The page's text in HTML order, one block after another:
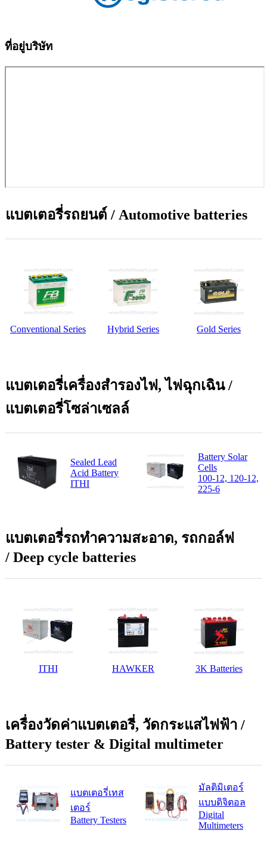
ที่อยู่บริษัท
แบตเตอรี่รถยนต์ / Automotive batteries
Conventional Series Hybrid Series Gold Series
แบตเตอรี่เครื่องสำรองไฟ, ไฟฉุกเฉิน /
แบตเตอรี่โซล่าเซลล์
Sealed Lead
Acid Battery
ITHI
Battery Solar
Cells
100-12, 120-12,
225-6
แบตเตอรี่รถทำความสะอาด, รถกอล์ฟ
/ Deep cycle batteries
ITHI HAWKER 3K Batteries
เครื่องวัดค่าแบตเตอรี่, วัดกระแสไฟฟ้า /
Battery tester & Digital multimeter
แบตเตอรี่เทส
เตอร์
Battery Testers
มัลติมิเตอร์
แบบดิจิตอล
Digital
Multimeters